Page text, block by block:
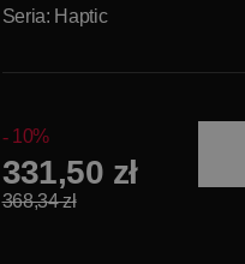
Seria: Haptic
10%
331,50 zł
368,34 zł